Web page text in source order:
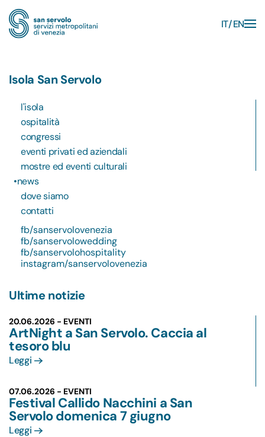
Skip to main content
IT EN
Isola San Servolo
l'isola
ospitalità
congressi
eventi privati ed aziendali
mostre ed eventi culturali
news
dove siamo
contatti
fb/sanservolovenezia
fb/sanservolowedding
fb/sanservolohospitality
instagram/sanservolovenezia
Ultime notizie
20.06.2026 - EVENTI
ArtNight a San Servolo. Caccia al
tesoro blu
Leggi
07.06.2026 - EVENTI
Festival Callido Nacchini a San
Servolo domenica 7 giugno
Leggi